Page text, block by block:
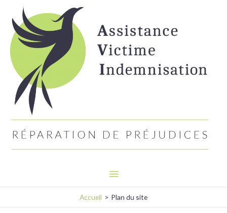
contenu
principal
Accueil Plan du site